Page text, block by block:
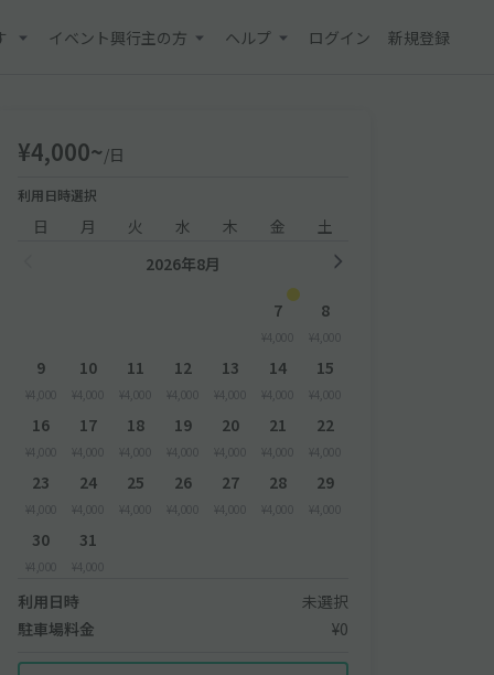
イベント興行主の方 ヘルプ ログイン 新規登録
¥4,000~/日
利用日時選択
日 月 火 水 木 金
土
2026年8月
7
¥4,000
8
¥4,000
9
¥4,000
10
¥4,000
11
¥4,000
12
¥4,000
13
¥4,000
14
¥4,000
15
¥4,000
16
¥4,000
17
¥4,000
18
¥4,000
19
¥4,000
20
¥4,000
21
¥4,000
22
¥4,000
23
¥4,000
24
¥4,000
25
¥4,000
26
¥4,000
27
¥4,000
28
¥4,000
29
¥4,000
30
¥4,000
31
¥4,000
利用日時
未選択
駐車場料金
¥0